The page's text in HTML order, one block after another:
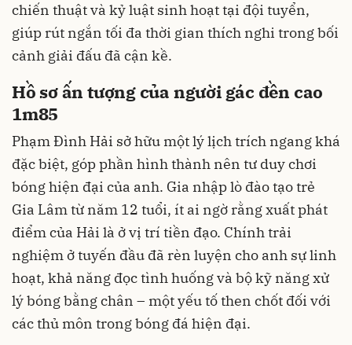
chiến thuật và kỷ luật sinh hoạt tại đội tuyển,
giúp rút ngắn tối đa thời gian thích nghi trong bối
cảnh giải đấu đã cận kề.
Hồ sơ ấn tượng của người gác đền cao
1m85
Phạm Đình Hải sở hữu một lý lịch trích ngang khá
đặc biệt, góp phần hình thành nên tư duy chơi
bóng hiện đại của anh. Gia nhập lò đào tạo trẻ
Gia Lâm từ năm 12 tuổi, ít ai ngờ rằng xuất phát
điểm của Hải là ở vị trí tiền đạo. Chính trải
nghiệm ở tuyến đầu đã rèn luyện cho anh sự linh
hoạt, khả năng đọc tình huống và bộ kỹ năng xử
lý bóng bằng chân – một yếu tố then chốt đối với
các thủ môn trong bóng đá hiện đại.